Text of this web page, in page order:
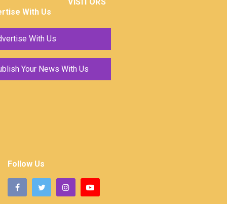
With Us
With Us
Your News With Us
Follow Us